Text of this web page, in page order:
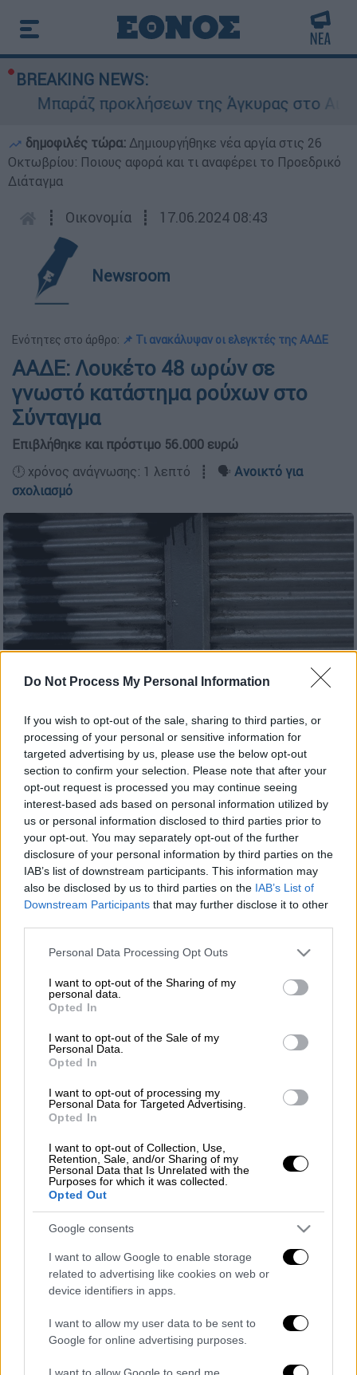
Do Not Process My Personal Information
If you wish to opt-out of the sale, sharing to third parties, or
processing of your personal or sensitive information for
targeted advertising by us, please use the below opt-out
section to confirm your selection. Please note that after your
opt-out request is processed you may continue seeing
interest-based ads based on personal information utilized by
us or personal information disclosed to third parties prior to
your opt-out. You may separately opt-out of the further
disclosure of your personal information by third parties on the
IAB’s list of downstream participants. This information may
also be disclosed by us to third parties on the IAB’s List of
Downstream Participants that may further disclose it to other
Please note that this website/app uses one or more Google
not limited to your visit or usage behaviour. You may click to
grant or deny consent to Google and its third-party tags to
use your data for below specified purposes in below Google
consent section.
Personal Data Processing Opt Outs
I want to opt-out of the Sharing of my
personal data.
Opted In
I want to opt-out of the Sale of my
Personal Data.
Opted In
I want to opt-out of processing my
Personal Data for Targeted Advertising.
Opted In
I want to opt-out of Collection, Use,
Retention, Sale, and/or Sharing of my
Personal Data that Is Unrelated with the
Purposes for which it was collected.
Opted Out
Google consents
I want to allow Google to enable storage
related to advertising like cookies on web or
device identifiers in apps.
I want to allow my user data to be sent to
Google for online advertising purposes.
BREAKING NEWS:
Μπαράζ προκλήσεων της Άγκυρας στο
δημοφιλές τώρα: Δημιουργήθηκε νέα αργία στις 26
Οκτωβρίου: Ποιους αφορά και τι αναφέρει το Προεδρικό
Διάταγμα
┋ Οικονομία ┋ 17.06.2024 08:43
Newsroom
Ενότητες στο άρθρο: 📌 Τι ανακάλυψαν οι ελεγκτές της ΑΑΔΕ
ΑΑΔΕ: Λουκέτο 48 ωρών σε
γνωστό κατάστημα ρούχων στο
Σύνταγμα
Επιβλήθηκε και πρόστιμο 56.000 ευρώ
🕛 χρόνος ανάγνωσης: 1 λεπτό ┋ 🗣️ Ανοικτό για
σχολιασμό
Λουκέτο σε κατάστημα (Φωτ. Αρχείου/EUROKINISSI)
Προσθέστε το ΕΘΝΟΣ στη Google
48ωρο λουκέτο έβαλε ηΑΑΔΕσε γνωστή
πολυεθνική αλυσίδα μερούχα, στοΣύνταγμα
καθώς για ένα 6μηνο είχε σταματήσει η
διασύνδεσητωνταμειακών μηχανών με την
Αρχή.
Τι ανακάλυψαν οι ελεγκτές της ΑΑΔΕ
Οι ελεγκτές που επισκέφθηκαν το
κατάστημα ανακάλυψαν πως από τις 15
Ιανουαρίου έως τις 12 Ιουνίου
χρονιάς, έκοψε, αλλάδεν διαβίβασε 21.100
αποδείξεις, αξίας
Στην επιχείρηση επιβλήθηκεπρόστιμο
στο κατάστημα μπήκελουκέτο
για 48 ώρες.
Ταυτόχρονα, οι ελεγκτές εξετάζουν και τις
κινήσεις και άλλων καταστημάτων της
γνωστής αλυσίδας ρούχων, για να
διαπιστώσουν αν υπάρχουν άλλες
παραβάσεις.
Τα σχολιά σας δημοσιεύονται άμεσα με δική σας ευθύνη. Το